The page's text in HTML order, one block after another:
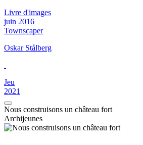
Livre d'images
juin 2016
Townscaper
Oskar Stålberg
Jeu
2021
Nous construisons un château fort
Archijeunes